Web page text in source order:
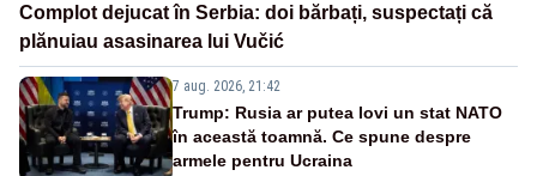
Complot dejucat în Serbia: doi bărbați, suspectați că
plănuiau asasinarea lui Vučić
7 aug. 2026, 21:42
Trump: Rusia ar putea lovi un stat NATO
în această toamnă. Ce spune despre
armele pentru Ucraina